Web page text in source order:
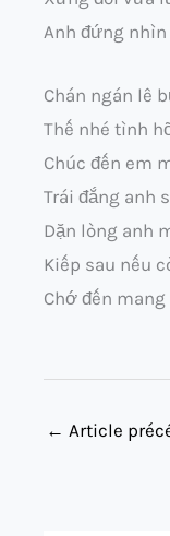
Anh đứng
Chán ngán lê
Thế nhé tình
Chúc đến em
Trái đắng anh
Dặn lòng anh
Kiếp sau nếu
Chớ đến
← Article